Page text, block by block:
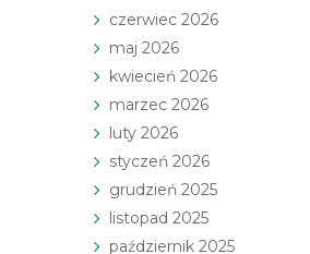
czerwiec 2026
maj 2026
kwiecień 2026
marzec 2026
luty 2026
styczeń 2026
grudzień 2025
listopad 2025
październik 2025